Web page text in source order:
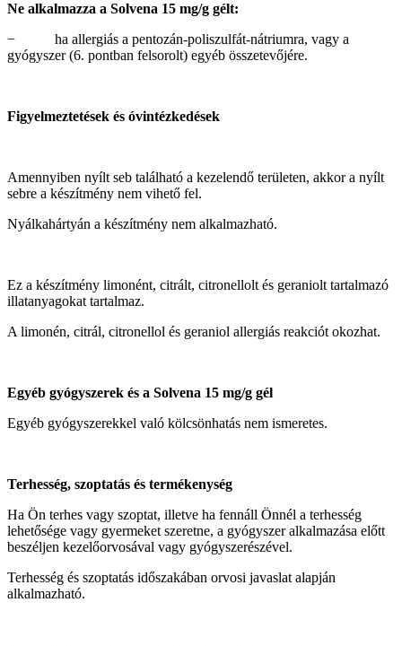
Ne alkalmazza a Solvena 15 mg/g gélt:
− ha allergiás a pentozán-poliszulfát-nátriumra, vagy a
gyógyszer (6. pontban felsorolt) egyéb összetevőjére.
Figyelmeztetések és óvintézkedések
Amennyiben nyílt seb található a kezelendő területen, akkor a nyílt
sebre a készítmény nem vihető fel.
Nyálkahártyán a készítmény nem alkalmazható.
Ez a készítmény limonént, citrált, citronellolt és geraniolt tartalmazó
illatanyagokat tartalmaz.
A limonén, citrál, citronellol és geraniol allergiás reakciót okozhat.
Egyéb gyógyszerek és a Solvena 15 mg/g gél
Egyéb gyógyszerekkel való kölcsönhatás nem ismeretes.
Terhesség, szoptatás és termékenység
Ha Ön terhes vagy szoptat, illetve ha fennáll Önnél a terhesség
lehetősége vagy gyermeket szeretne, a gyógyszer alkalmazása előtt
beszéljen kezelőorvosával vagy gyógyszerészével.
Terhesség és szoptatás időszakában orvosi javaslat alapján
alkalmazható.